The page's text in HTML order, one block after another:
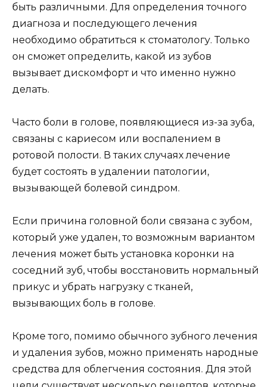
быть различными. Для определения точного
диагноза и последующего лечения
необходимо обратиться к стоматологу. Только
он сможет определить, какой из зубов
вызывает дискомфорт и что именно нужно
делать.
Часто боли в голове, появляющиеся из-за зуба,
связаны с кариесом или воспалением в
ротовой полости. В таких случаях лечение
будет состоять в удалении патологии,
вызывающей болевой синдром.
Если причина головной боли связана с зубом,
который уже удален, то возможным вариантом
лечения может быть установка коронки на
соседний зуб, чтобы восстановить нормальный
прикус и убрать нагрузку с тканей,
вызывающих боль в голове.
Кроме того, помимо обычного зубного лечения
и удаления зубов, можно применять народные
средства для облегчения состояния. Для этой